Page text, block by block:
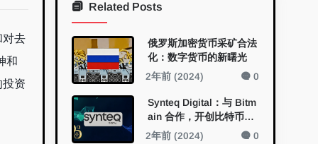
对去
和
资
Related Posts
俄罗斯加密货币采矿合法
化：数字货币的新曙光
2年前 (2024) 0
Synteq Digital：与 Bitm
ain 合作，开创比特币挖
矿的未来
2年前 (2024) 0